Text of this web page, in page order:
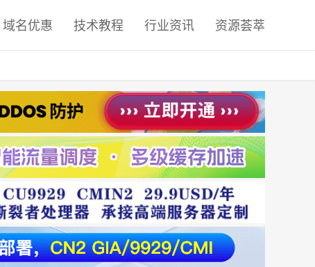
域名优惠 技术教程 行业资讯 资源荟萃